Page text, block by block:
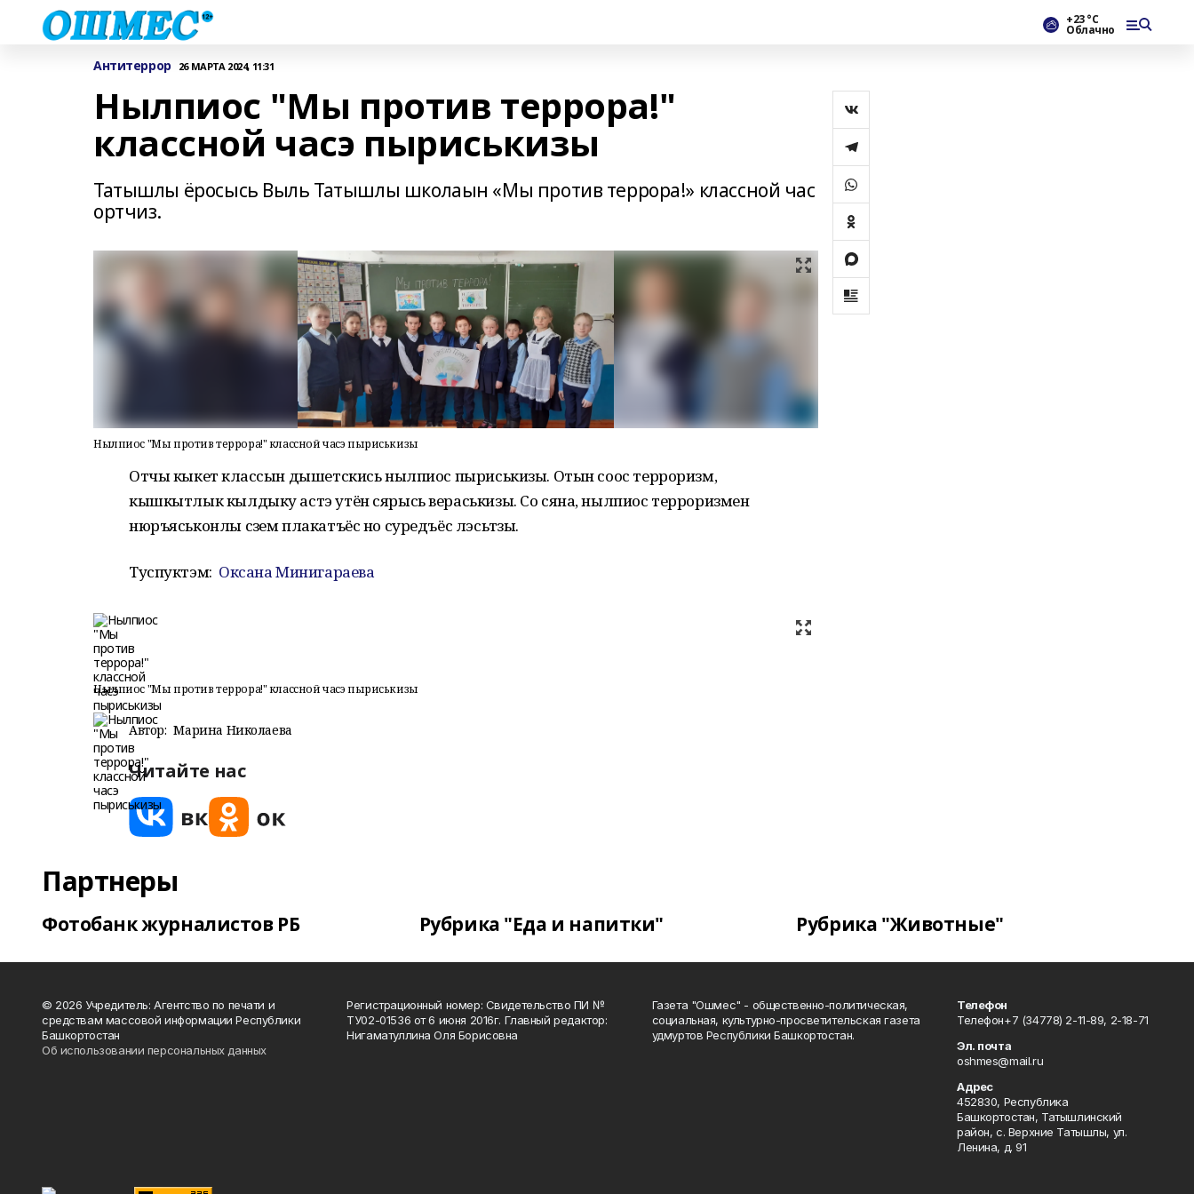
+23 °С
Облачно
Антитеррор 26 МАРТА 2024, 11:31
Нылпиос "Мы против террора!"
классной часэ пыриськизы
Татышлы ёросысь Выль Татышлы школаын «Мы против террора!» классной час
ортчиз.
Нылпиос "Мы против террора!" классной часэ пыриськизы
Отчы кыкетӥ классын дышетскись нылпиос пыриськизы. Отын соос терроризм,
кышкытлык кылдыку астэ утён сярысь вераськизы. Со сяна, нылпиос терроризмен
нюръяськонлы сӥзем плакатъёс но суредъёс лэсьтӥзы.
Туспуктэм: Оксана Минигараева
Нылпиос "Мы против террора!" классной часэ пыриськизы
Автор: Марина Николаева
Читайте нас
Партнеры
Фотобанк журналистов РБ Рубрика "Еда и напитки" Рубрика "Животные"
© 2026 Учредитель: Агентство по печати и
средствам массовой информации Республики
Башкортостан
Об использовании персональных данных
Регистрационный номер: Свидетельство ПИ №
ТУ02-01536 от 6 июня 2016г. Главный редактор:
Нигаматуллина Оля Борисовна
Газета "Ошмес" - общественно-политическая,
социальная, культурно-просветительская газета
удмуртов Республики Башкортостан.
Телефон
Телефон+7 (34778) 2-11-89, 2-18-71
Эл. почта
oshmes@mail.ru
Адрес
452830, Республика
Башкортостан, Татышлинский
район, с. Верхние Татышлы, ул.
Ленина, д. 91